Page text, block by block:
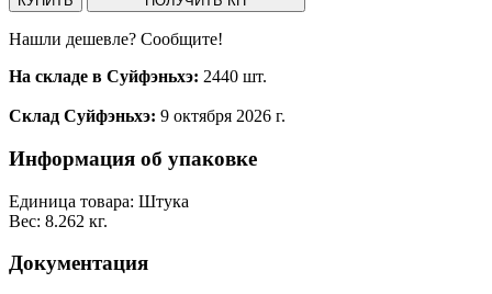
Нашли дешевле? Сообщите!
На складе в Суйфэньхэ: 2440 шт.
Склад Суйфэньхэ: 9 октября 2026 г.
Информация об упаковке
Единица товара: Штука
Вес: 8.262 кг.
Документация